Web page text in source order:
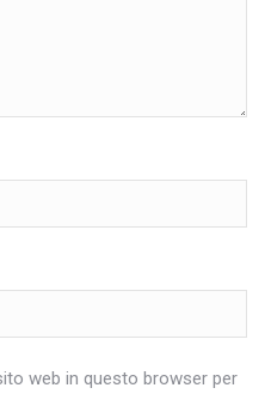
web in questo browser per